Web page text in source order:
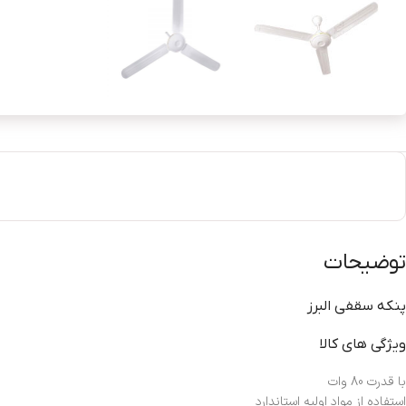
توضیحات
پنکه سقفی البرز
ویژگی های کالا
با قدرت 80 وات
استفاده از مواد اوليه استاندارد